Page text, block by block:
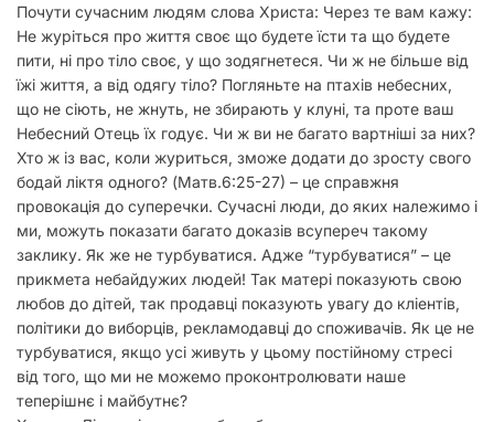
Почути сучасним людям слова Христа: Через те вам кажу:
Не журіться про життя своє що будете їсти та що будете
пити, ні про тіло своє, у що зодягнетеся. Чи ж не більше від
їжі життя, а від одягу тіло? Погляньте на птахів небесних,
що не сіють, не жнуть, не збирають у клуні, та проте ваш
Небесний Отець їх годує. Чи ж ви не багато вартніші за них?
Хто ж із вас, коли журиться, зможе додати до зросту свого
бодай ліктя одного? (Матв.6:25-27) – це справжня
провокація до суперечки. Сучасні люди, до яких належимо і
ми, можуть показати багато доказів всупереч такому
заклику. Як же не турбуватися. Адже “турбуватися” – це
прикмета небайдужих людей! Так матері показують свою
любов до дітей, так продавці показують увагу до кліентів,
політики до виборців, рекламодавці до споживачів. Як це не
турбуватися, якщо усі живуть у цьому постійному стресі
від того, що ми не можемо проконтролювати наше
теперішнє і майбутнє?